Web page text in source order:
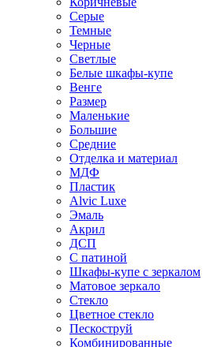
Серые
Темные
Черные
Светлые
Белые шкафы-купе
Венге
Размер
Маленькие
Большие
Средние
Отделка и материал
МДФ
Пластик
Alvic Luxe
Эмаль
Акрил
ДСП
С патиной
Шкафы-купе с зеркалом
Матовое зеркало
Стекло
Цветное стекло
Пескоструй
Комбинированные